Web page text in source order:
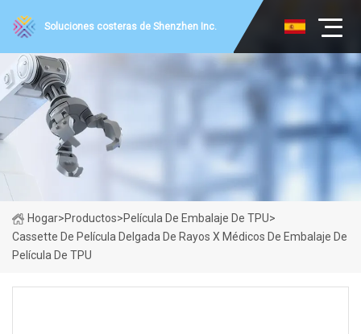
Soluciones costeras de Shenzhen Inc.
Hogar>Productos>Película De Embalaje De TPU>
Cassette De Película Delgada De Rayos X Médicos De Embalaje De
Película De TPU